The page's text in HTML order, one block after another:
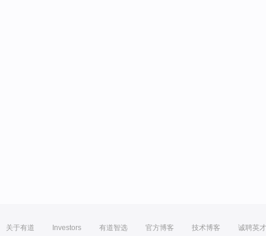
关于有道 Investors 有道智选 官方博客 技术博客 诚聘英才